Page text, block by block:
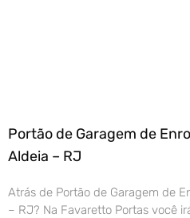
Portão de Garagem de
Aldeia – RJ
Atrás de Portão de Garagem de
– RJ? Na Favaretto Portas você